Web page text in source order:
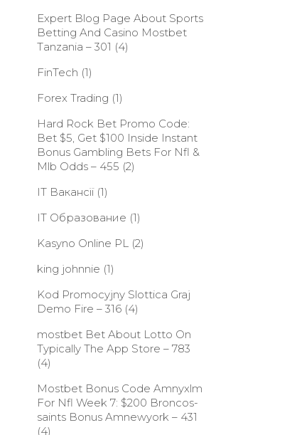
Expert Blog Page About Sports
Betting And Casino Mostbet
Tanzania – 301 (4)
FinTech (1)
Forex Trading (1)
Hard Rock Bet Promo Code:
Bet $5, Get $100 Inside Instant
Bonus Gambling Bets For Nfl &
Mlb Odds – 455 (2)
IT Вакансії(1)
IT Образование (1)
Kasyno Online PL(2)
king johnnie (1)
Kod Promocyjny Slottica Graj
Demo Fire – 316(4)
‎mostbet Bet About Lotto On
Typically The App Store – 783
(4)
Mostbet Bonus Code Amnyxlm
For Nfl Week 7: $200 Broncos-
saints Bonus Amnewyork – 431
(4)